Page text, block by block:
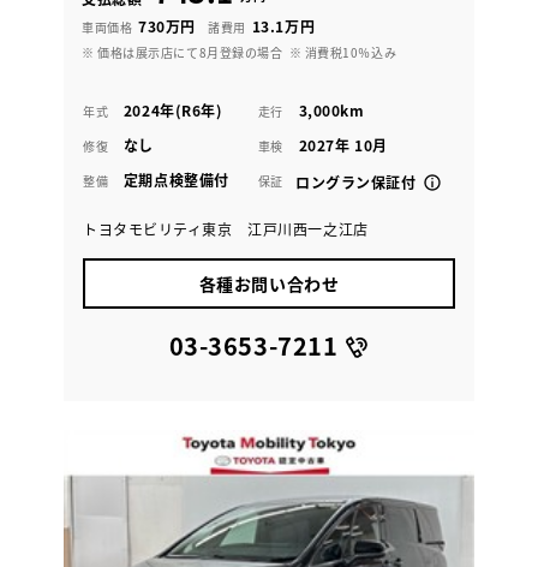
車両価格 730万円 諸費用 13.1万円
※ 価格は展示店にて8月登録の場合 ※ 消費税10％込み
年式 2024年(R6年) 走行 3,000km
修復 なし 車検 2027年 10月
整備 定期点検整備付 保証 ロングラン保証付
トヨタモビリティ東京 江戸川西一之江店
各種お問い合わせ
03-3653-7211